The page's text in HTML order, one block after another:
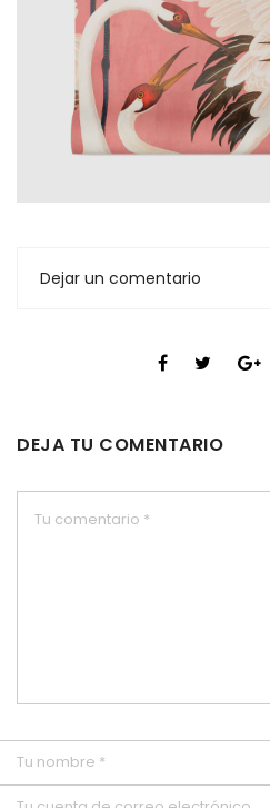
Dejar un comentario
DEJA TU COMENTARIO